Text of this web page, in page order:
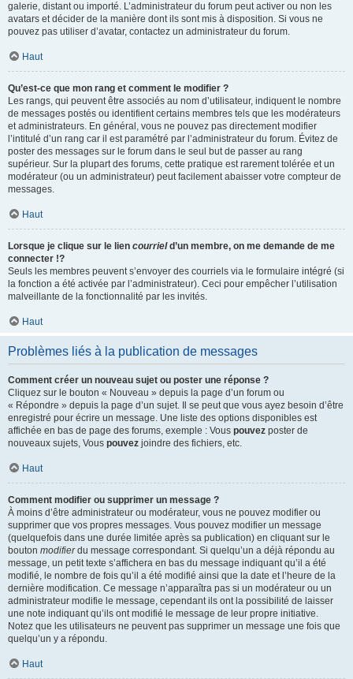
galerie, distant ou importé. L’administrateur du forum peut activer ou non les
avatars et décider de la manière dont ils sont mis à disposition. Si vous ne
pouvez pas utiliser d’avatar, contactez un administrateur du forum.
Haut
Qu’est-ce que mon rang et comment le modifier ?
Les rangs, qui peuvent être associés au nom d’utilisateur, indiquent le nombre
de messages postés ou identifient certains membres tels que les modérateurs
et administrateurs. En général, vous ne pouvez pas directement modifier
l’intitulé d’un rang car il est paramétré par l’administrateur du forum. Évitez de
poster des messages sur le forum dans le seul but de passer au rang
supérieur. Sur la plupart des forums, cette pratique est rarement tolérée et un
modérateur (ou un administrateur) peut facilement abaisser votre compteur de
messages.
Haut
Lorsque je clique sur le lien courrield’un membre, on me demande de me
connecter !?
Seuls les membres peuvent s’envoyer des courriels via le formulaire intégré (si
la fonction a été activée par l’administrateur). Ceci pour empêcher l’utilisation
malveillante de la fonctionnalité par les invités.
Haut
Problèmes liés à la publication de messages
Comment créer un nouveau sujet ou poster une réponse ?
Cliquez sur le bouton « Nouveau » depuis la page d’un forum ou
« Répondre » depuis la page d’un sujet. Il se peut que vous ayez besoin d’être
enregistré pour écrire un message. Une liste des options disponibles est
affichée en bas de page des forums, exemple : Vous pouvez poster de
nouveaux sujets, Vous pouvez joindre des fichiers, etc.
Haut
Comment modifier ou supprimer un message ?
À moins d’être administrateur ou modérateur, vous ne pouvez modifier ou
supprimer que vos propres messages. Vous pouvez modifier un message
(quelquefois dans une durée limitée après sa publication) en cliquant sur le
bouton modifierdu message correspondant. Si quelqu’un a déjà répondu au
message, un petit texte s’affichera en bas du message indiquant qu’il a été
modifié, le nombre de fois qu’il a été modifié ainsi que la date et l’heure de la
dernière modification. Ce message n’apparaîtra pas si un modérateur ou un
administrateur modifie le message, cependant ils ont la possibilité de laisser
une note indiquant qu’ils ont modifié le message de leur propre initiative.
Notez que les utilisateurs ne peuvent pas supprimer un message une fois que
quelqu’un y a répondu.
Haut